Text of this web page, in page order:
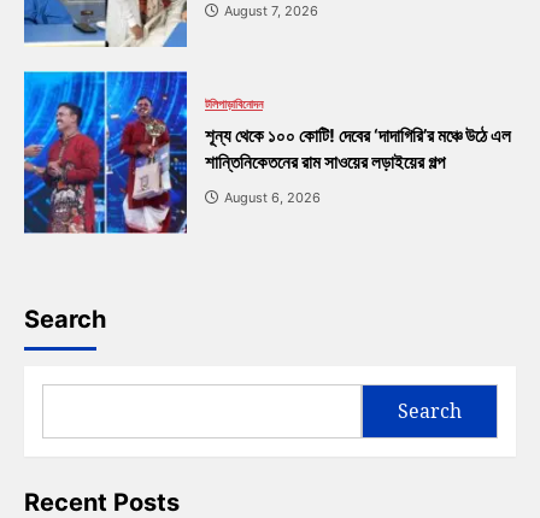
August 7, 2026
টলিপাড়াবিনোদন
শূন্য থেকে ১০০ কোটি! দেবের ‘দাদাগিরি’র মঞ্চে উঠে এল
শান্তিনিকেতনের রাম সাওয়ের লড়াইয়ের গল্প
August 6, 2026
Search
Search
Recent Posts